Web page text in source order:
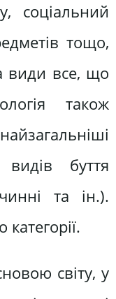
соціальний
тощо,
види все, що
також
видів буття
та ін.).
світу, у